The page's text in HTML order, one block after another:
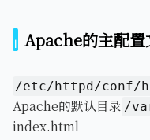
Apache的主配置
/etc/httpd/conf/
Apache的默认目录 /
index.html